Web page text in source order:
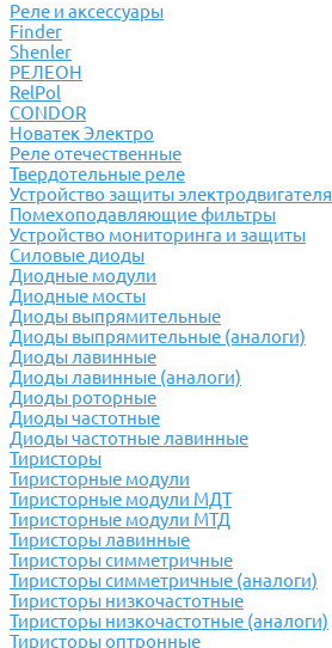
Реле и аксессуары
Finder
Shenler
РЕЛЕОН
RelPol
CONDOR
Новатек Электро
Реле отечественные
Твердотельные реле
Устройство защиты электродвигателя
Помехоподавляющие фильтры
Устройство мониторинга и защиты
Силовые диоды
Диодные модули
Диодные мосты
Диоды выпрямительные
Диоды выпрямительные (аналоги)
Диоды лавинные
Диоды лавинные (аналоги)
Диоды роторные
Диоды частотные
Диоды частотные лавинные
Тиристоры
Тиристорные модули
Тиристорные модули МДТ
Тиристорные модули МТД
Тиристоры лавинные
Тиристоры симметричные
Тиристоры симметричные (аналоги)
Тиристоры низкочастотные
Тиристоры низкочастотные (аналоги)
Тиристоры оптронные